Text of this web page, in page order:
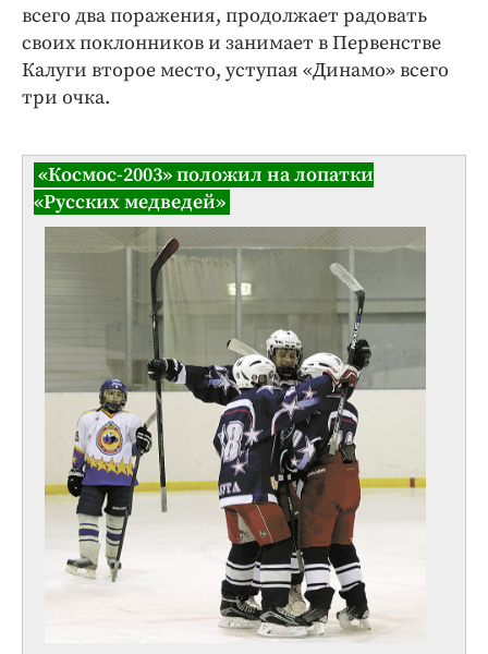
всего два поражения, продолжает радовать
своих поклонников и занимает в Первенстве
Калуги второе место, уступая «Динамо» всего
три очка.
«Космос-2003» положил на лопатки
«Русских медведей»